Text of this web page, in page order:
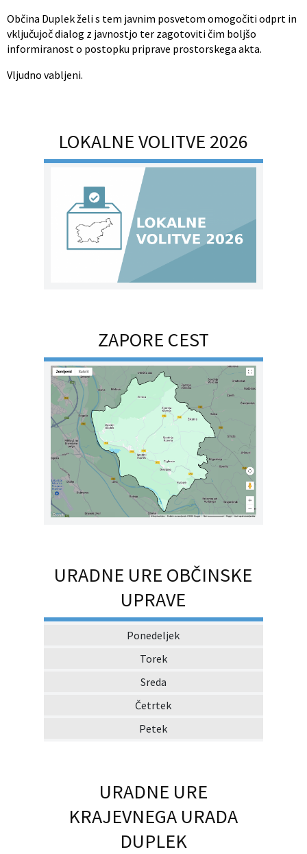
Občina Duplek želi s tem javnim posvetom omogočiti odprt in
vključujoč dialog z javnostjo ter zagotoviti čim boljšo
informiranost o postopku priprave prostorskega akta.
Vljudno vabljeni.
LOKALNE VOLITVE 2026
ZAPORE CEST
URADNE URE OBČINSKE
UPRAVE
Ponedeljek
Torek
Sreda
Četrtek
Petek
URADNE URE
KRAJEVNEGA URADA
DUPLEK